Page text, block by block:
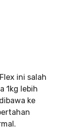
ini salah
1kg lebih
ke